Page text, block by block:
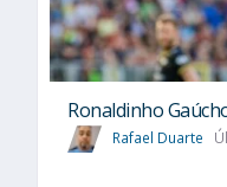
Ronaldinho
Rafael Duarte